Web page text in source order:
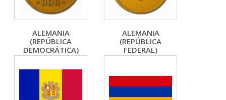
ALEMANIA
(REPÚBLICA
DEMOCRÁTICA)
ALEMANIA
(REPÚBLICA
FEDERAL)